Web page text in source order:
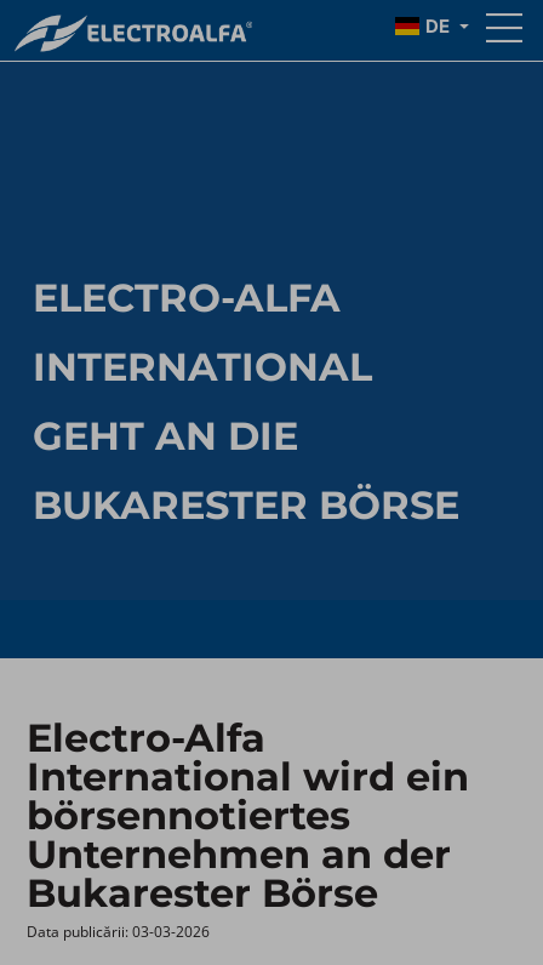
DE
ELECTRO-ALFA
INTERNATIONAL
GEHT AN DIE
BUKARESTER BÖRSE
Electro-Alfa
International wird ein
börsennotiertes
Unternehmen an der
Bukarester Börse
Data publicării: 03-03-2026 ​